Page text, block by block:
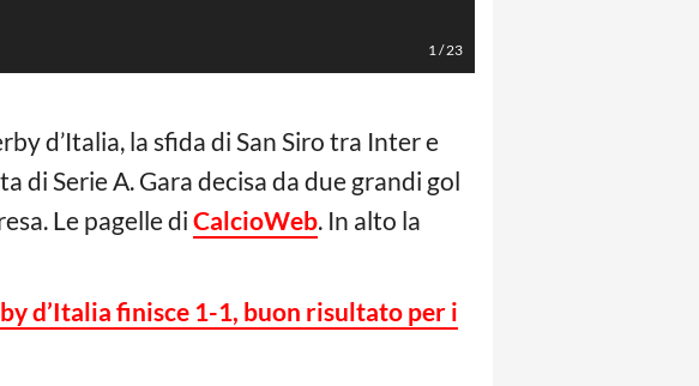
1/23
d’Italia, la sfida di San Siro tra Inter e
Serie A. Gara decisa da due grandi gol
Le pagelle diCalcioWeb. In alto la
d’Italia finisce 1-1, buon risultato per i